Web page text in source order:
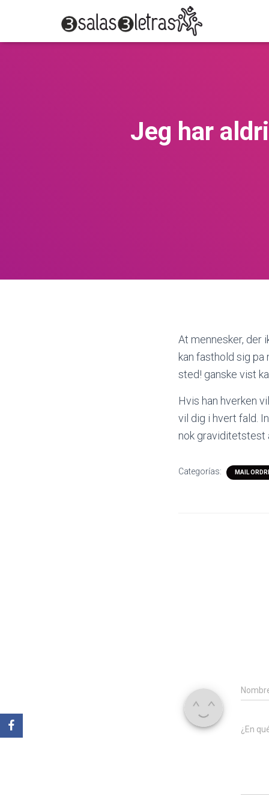
Jeg har
At mennesker, der
kan fasthold sig
sted! ganske vist
Hvis han hverken
vil dig i hvert fald.
nok graviditetstest
Categorías: MAIL
¿En